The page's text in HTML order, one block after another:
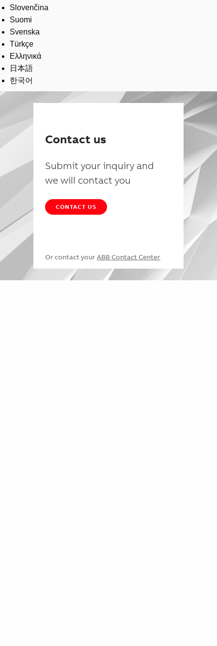
Slovenčina
Suomi
Svenska
Türkçe
Ελληνικά
日本語
한국어
Contact us
Submit your inquiry and
we will contact you
CONTACT US
Or contact your ABB Contact Center